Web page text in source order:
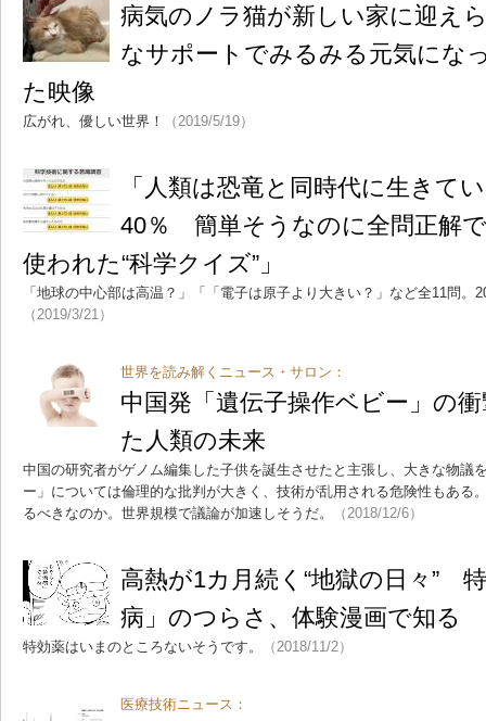
病気のノラ猫が新しい家に迎え
なサポートでみるみる元気にな
た映像
広がれ、優しい世界！ （2019/5/19）
「人類は恐竜と同時代に生きて
40％ 簡単そうなのに全問正解
使われた“科学クイズ”」
「地球の中心部は高温？」「「電子は原子より大きい？」など全11問。
（2019/3/21）
世界を読み解くニュース・サロン：
中国発「遺伝子操作ベビー」の
た人類の未来
中国の研究者がゲノム編集した子供を誕生させたと主張し、大きな物議
ー」については倫理的な批判が大きく、技術が乱用される危険性もある
るべきなのか。世界規模で議論が加速しそうだ。
（2018/12/6）
高熱が1カ月続く“地獄の日々”
病」のつらさ、体験漫画で知る
特効薬はいまのところないそうです。 （2018/11/2）
医療技術ニュース：